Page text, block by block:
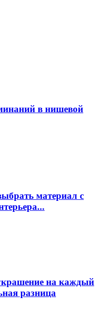
в нишевой
материал с
на каждый
разница